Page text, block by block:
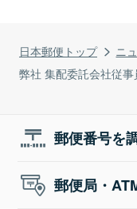
日本郵便トップ
ニ
弊社 集配委託会社従事
郵便番号を
郵便局・